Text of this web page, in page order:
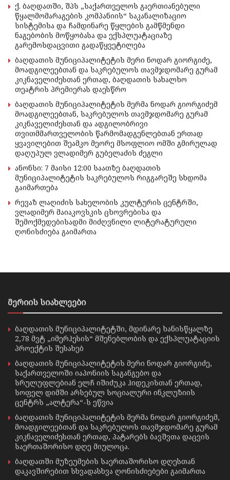
ქ. ბაღდათში, შპს „საქართველოს გაერთიანებული
წყალმომარაგების კომპანიის“ საკანალიზაციო
სისტემისა და ჩამდინარე წყლების გამწმენდი
ნაგებობის მოწყობასა და ექსპლუატაციაზე
გარემოსდაცვითი გადაწყვეტილება
ბაღდათის მუნიციპალიტეტის მერი ნოდარ გიორგიძე,
მოადგილეებთან და საკრებულოს თავმჯდომარე გურამ
კიკნაველიძესთან ერთად, ბაღდათის სახალხო
თეატრის პრემიერას დაესწრო
ბაღდათის მუნიციპალიტეტის მერმა ნოდარ გიორგიძემ
მოადგილეებთან, საკრებულოს თავმჯდომარე გურამ
კიკნაველიძესთან და ადგილობრივი
თვითმმართველობის წარმომადგენლებთან ერთად
ყვავილებით შეამკო მეორე მსოფლიო ომში გმირულად
დაღუპულ ვლადიმერ გუბელაძის ძეგლი
ანონსი: 7 მაისი 12:00 საათზე ბაღდათის
მუნიციპალიტეტის საკრებულოს რიგგარეშე სხდომა
გაიმართება
რევაზ ლაღიძის სახელობის კულტურის ცენტრში,
ვლადიმერ მაიაკოვსკის ცხოვრებისა და
შემოქმედებისადმი მიძღვნილი ლიტერატურული
ღონისძიება გაიმართა
მერიის სიახლეები
ბაღდათის მუნიციპალიტეტში, მდინარე ხანისწყალზე
2,78 მვტ „იმერჰესის“ მშენებლობის და ექსპლუატაციის
პროექტის შესახებ
ბაღდათის მუნიციპალიტეტის მერი ნოდარ გიორგიძე,
საქართველოში იაპონიის საგანგებო და
სრულუფლებიან ელჩ იშიძუკა ჰიდეკისთან ერთად,
სოფელ დიმში არსებულ სოციალური ინკლუზიის
ცენტრს „ალტერა“-ს ეწვია
ბაღდათის მუნიციპალიტეტის მერმა ნოდარ გიორგიძემ,
მოადგილეებთან და საკრებულოს თავმჯდომარე გურამ
კიკნაველიძესთან ერთად, პატარებს ბავშვთა დაცვის
საერთაშორისო დღე მიულოცა.
ბაღდათში მუზეუმების საერთაშორისო დღესთან
დაკავშირებით სხვადასხვა ღონისძიებები გაიმართა